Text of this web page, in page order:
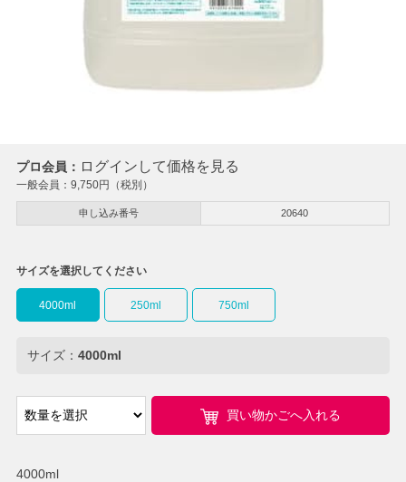
プロ会員： ログインして価格を見る
一般会員： 9,750円（税別）
申し込み番号 20640
4000ml
サイズを選択してください
4000ml 250ml 750ml
サイズ： 4000ml
買い物かごへ入れる